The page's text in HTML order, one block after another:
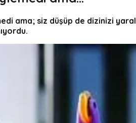
ama; siz düşüp de dizinizi